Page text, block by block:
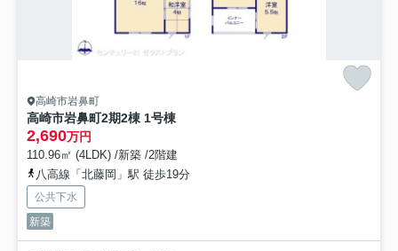
高崎市岩鼻町
高崎市岩鼻町2期2棟 1号棟
2,690万円
110.96㎡ (4LDK) /新築 /2階建
八高線「北藤岡」駅 徒歩19分
公共下水
新築